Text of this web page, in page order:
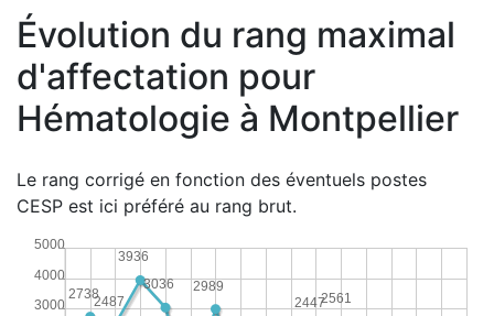
Évolution du rang maximal
d'affectation pour
Hématologie à Montpellier
Le rang corrigé en fonction des éventuels postes
CESP est ici préféré au rang brut.
3000
4000
5000
2561
2447
2989
3036
3936
2487
2738